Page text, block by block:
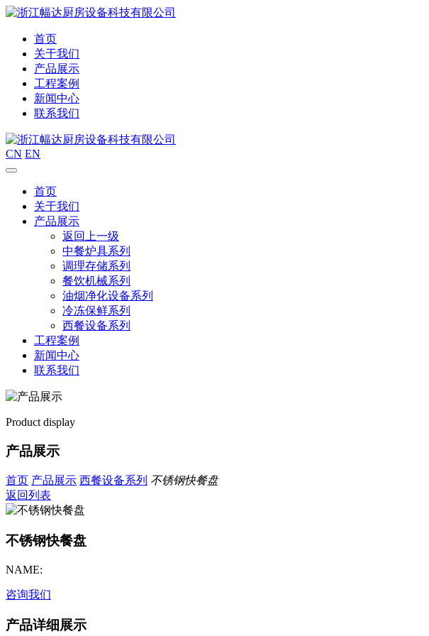
首页
关于我们
产品展示
工程案例
新闻中心
联系我们
CN EN
首页
关于我们
产品展示
返回上一级
中餐炉具系列
调理存储系列
餐饮机械系列
油烟净化设备系列
冷冻保鲜系列
西餐设备系列
工程案例
新闻中心
联系我们
Product display
产品展示
首页 产品展示 西餐设备系列 不锈钢快餐盘
返回列表
不锈钢快餐盘
NAME:
咨询我们
产品详细展示